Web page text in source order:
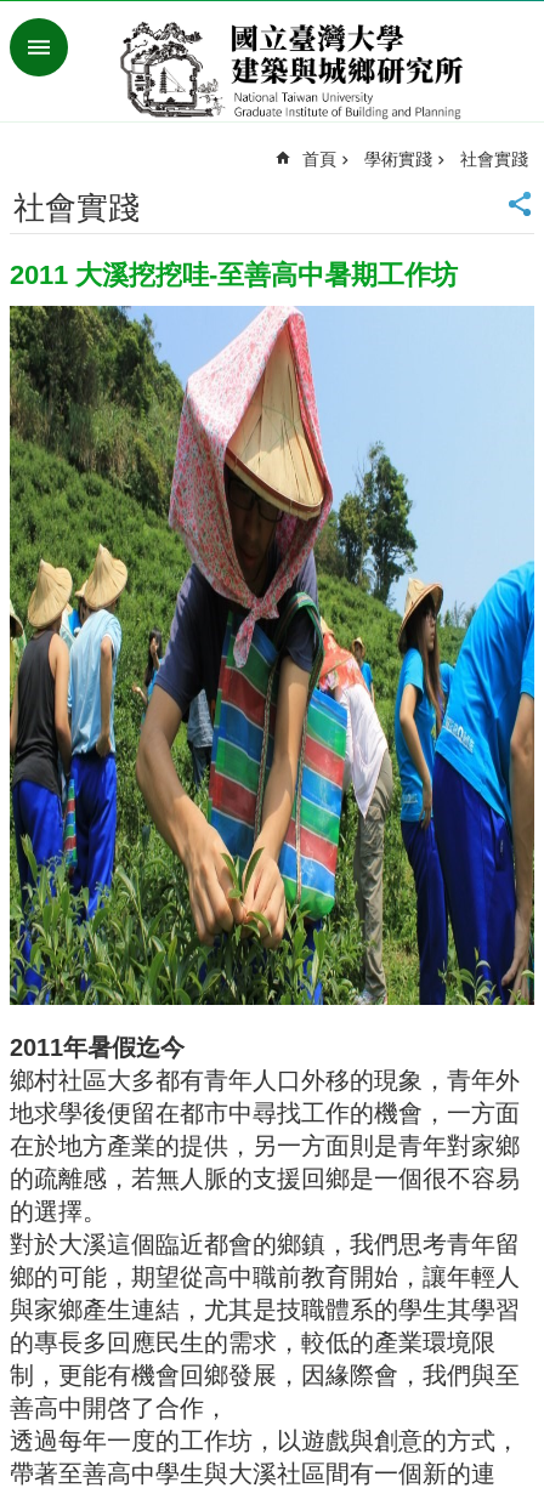
跳到主要內容區塊
進
灣
大
首
English
最
新
消
息
系
所
簡
介
系
所
成
招
生
資
訊
課
程
資
訊
與
成
學
術
實
踐
國
際
交
流
規
定
與
表
單
校
友
首頁 學術實踐 社會實踐
社會實踐
2011 大溪挖挖哇-至善高中暑期工作坊
2011年暑假迄今
鄉村社區大多都有青年人口外移的現象，青年外
地求學後便留在都市中尋找工作的機會，一方面
在於地方產業的提供，另一方面則是青年對家鄉
的疏離感，若無人脈的支援回鄉是一個很不容易
的選擇。
對於大溪這個臨近都會的鄉鎮，我們思考青年留
鄉的可能，期望從高中職前教育開始，讓年輕人
與家鄉產生連結，尤其是技職體系的學生其學習
的專長多回應民生的需求，較低的產業環境限
制，更能有機會回鄉發展，因緣際會，我們與至
善高中開啓了合作，
透過每年一度的工作坊，以遊戲與創意的方式，
帶著至善高中學生與大溪社區間有一個新的連